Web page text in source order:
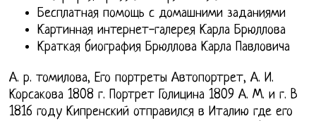
Бесплатная помощь с домашними заданиями
Картинная интернет-галерея Карла Брюллова
Краткая биография Брюллова Карла Павловича
А. р. томилова, Его портреты Автопортрет, А. И.
Корсакова 1808 г. Портрет Голицина 1809 А. М. и г. В
1816 году Кипренский отправился в Италию где его